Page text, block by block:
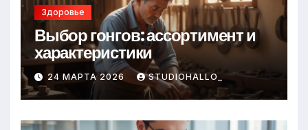
Здоровье
Выбор гонгов: ассортимент и
характеристики
24 МАРТА 2026 STUDIOHALLO_